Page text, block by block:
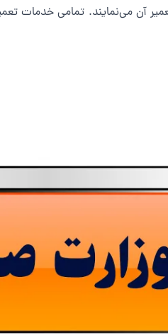
آن می‌نمایند. تمامی خدمات